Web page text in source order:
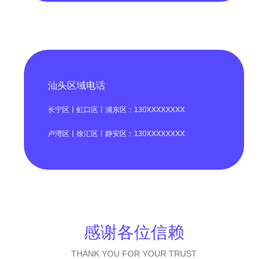
汕头区域电话
长宁区丨虹口区丨浦东区：130XXXXXXXX
卢湾区丨徐汇区丨静安区：130XXXXXXXX
感谢各位信赖
THANK YOU FOR YOUR TRUST